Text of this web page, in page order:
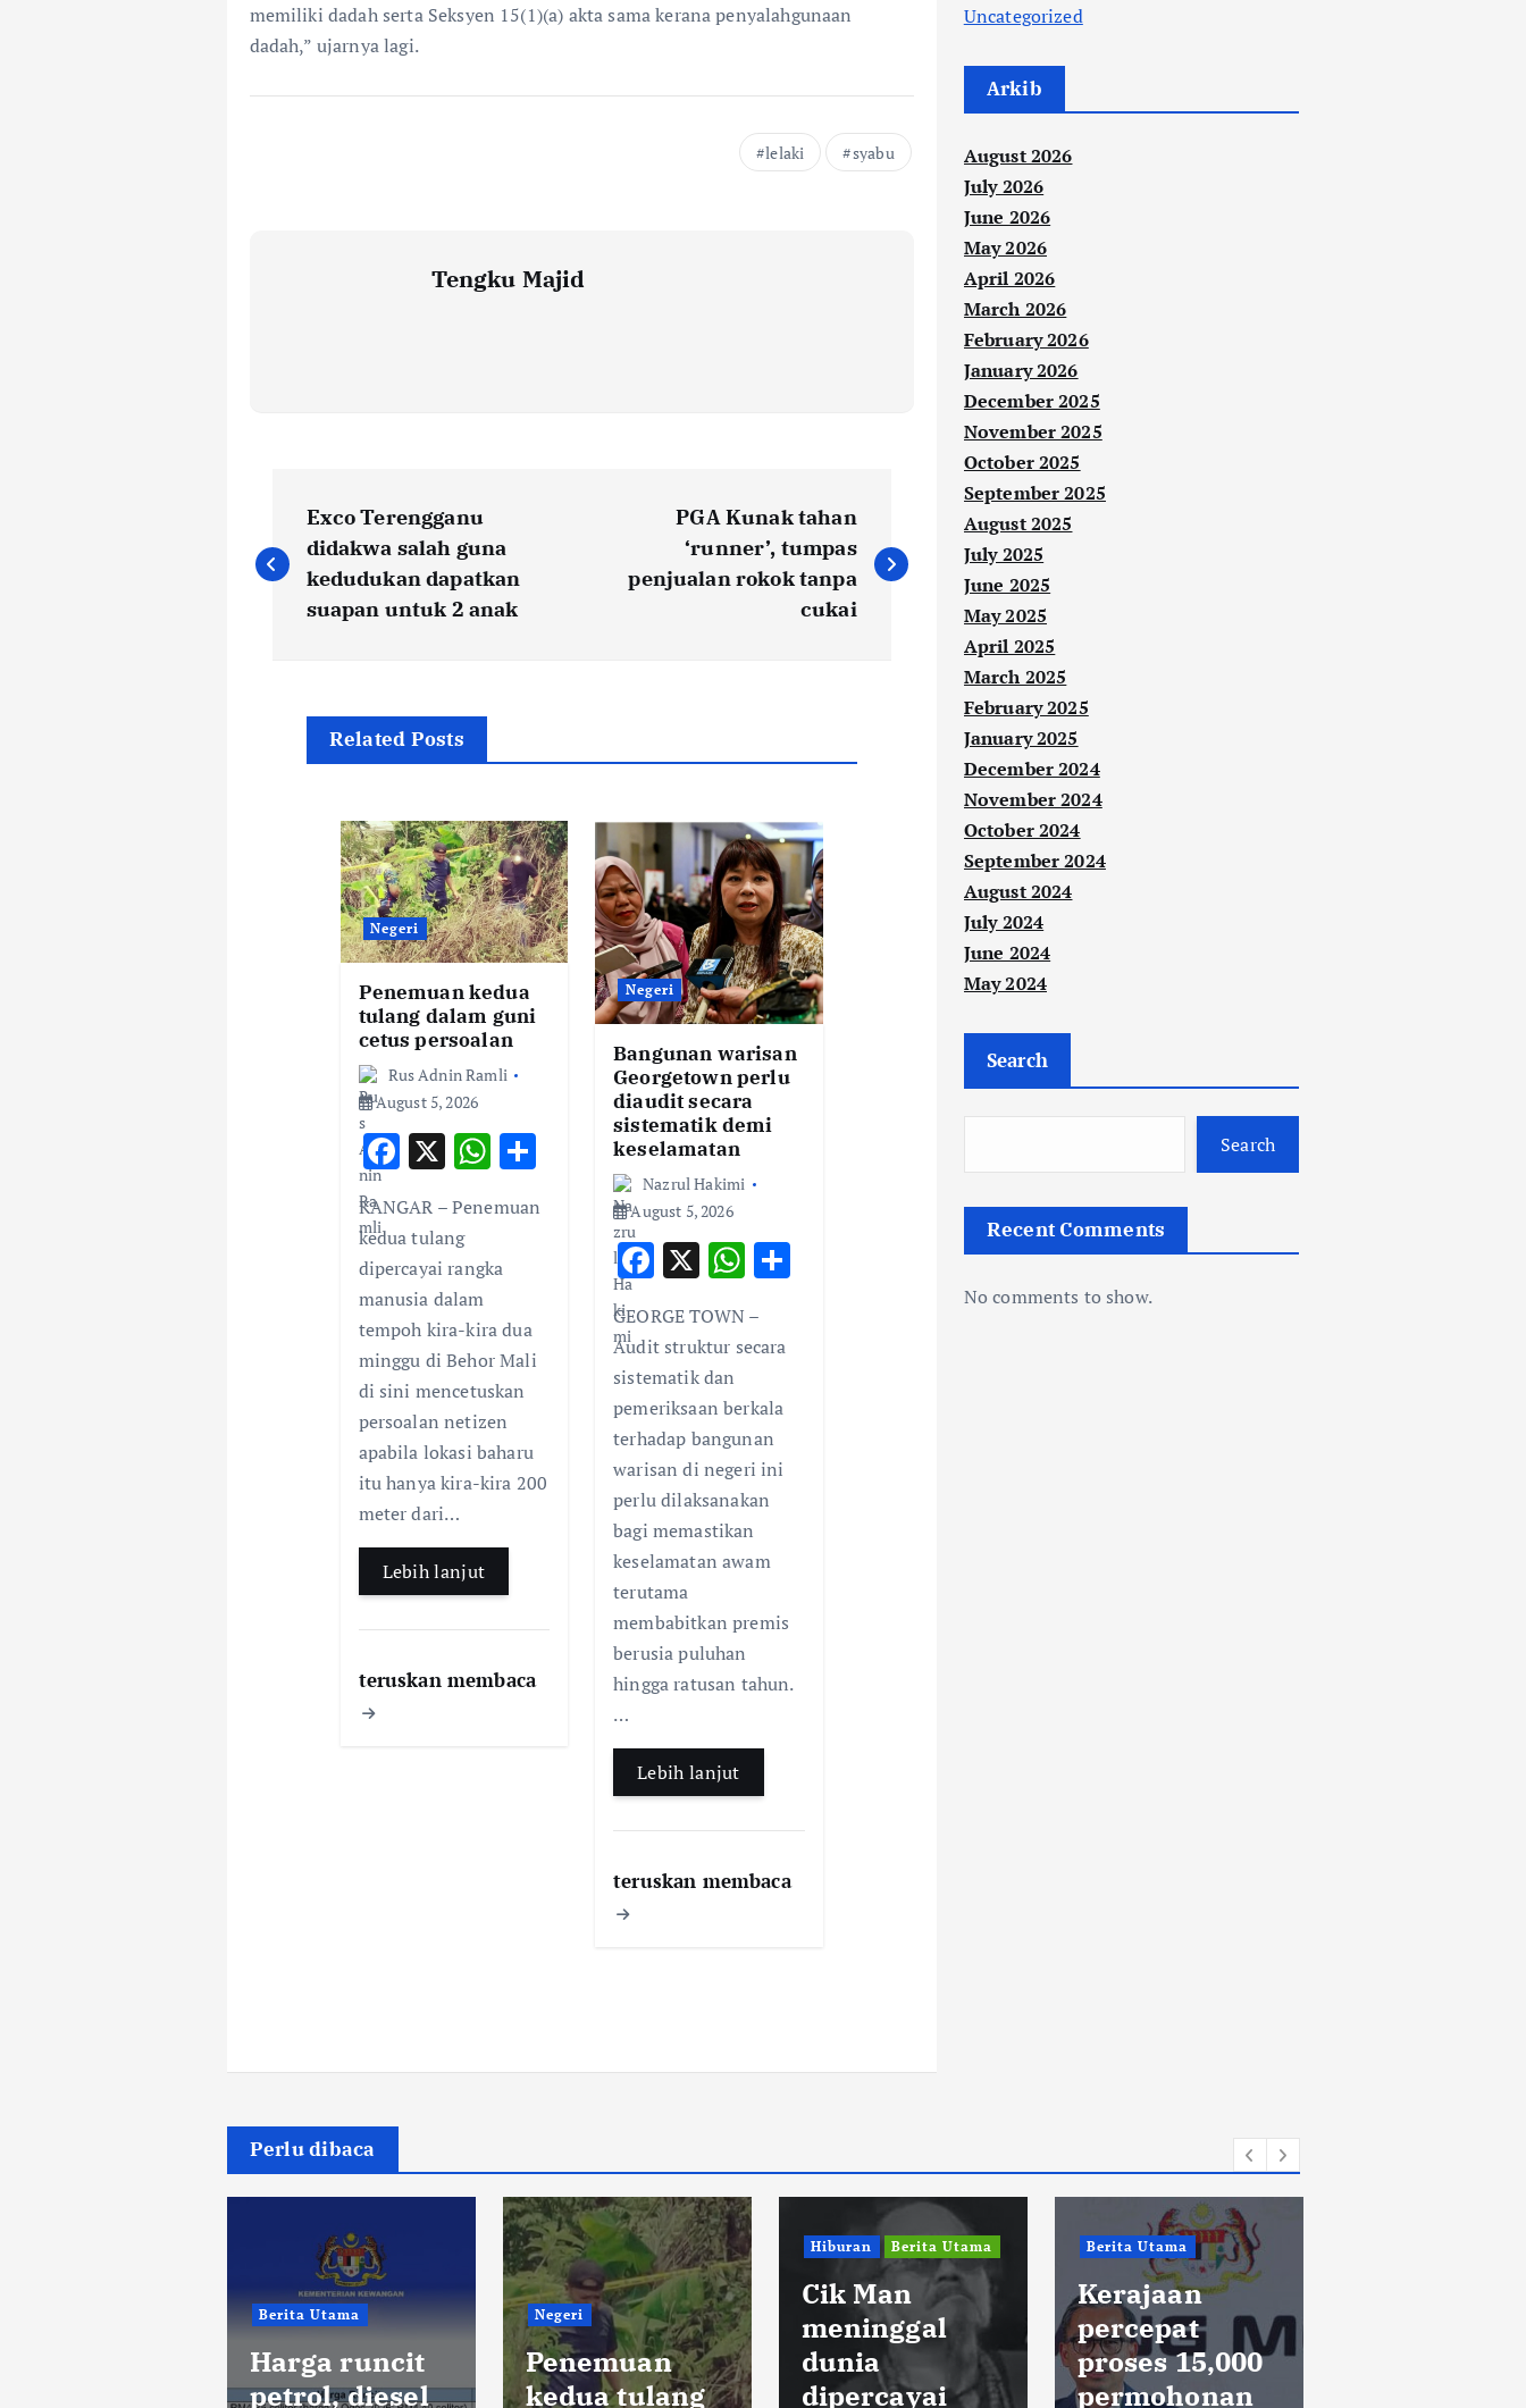
memiliki dadah serta Seksyen 15(1)(a) akta sama kerana penyalahgunaan
dadah,” ujarnya lagi.
lelaki syabu
Tengku Majid
o
Exco Terengganu
didakwa salah guna
kedudukan dapatkan
suapan untuk 2 anak
PGA Kunak tahan
‘runner’, tumpas
penjualan rokok tanpa
cukai
Related Posts
Negeri
Penemuan kedua
tulang dalam guni
cetus persoalan
Rus Adnin Ramli
August 5, 2026
F
e
b
o
o
k
X W
at
s
p
p
S
ar
KANGAR – Penemuan
kedua tulang
dipercayai rangka
manusia dalam
tempoh kira-kira dua
minggu di Behor Mali
di sini mencetuskan
persoalan netizen
apabila lokasi baharu
itu hanya kira-kira 200
meter dari…
Lebih lanjut
teruskan membaca
Negeri
Bangunan warisan
Georgetown perlu
diaudit secara
sistematik demi
keselamatan
Nazrul Hakimi
August 5, 2026
F
e
b
o
o
k
X W
at
s
A
p
p
GEORGE TOWN –
Audit struktur secara
sistematik dan
pemeriksaan berkala
terhadap bangunan
warisan di negeri ini
perlu dilaksanakan
bagi memastikan
keselamatan awam
terutama
membabitkan premis
berusia puluhan
hingga ratusan tahun.
…
Lebih lanjut
teruskan membaca
Uncategorized
Arkib
August 2026
July 2026
June 2026
May 2026
April 2026
March 2026
February 2026
January 2026
December 2025
November 2025
October 2025
September 2025
August 2025
July 2025
June 2025
May 2025
April 2025
March 2025
February 2025
January 2025
December 2024
November 2024
October 2024
September 2024
August 2024
July 2024
June 2024
May 2024
Search
Search
Recent Comments
No comments to show.
Perlu dibaca
Berita Utama
Harga runcit
petrol, diesel
Negeri
Penemuan
kedua tulang
Hiburan Berita Utama
Cik Man
meninggal
dunia
dipercayai
Berita Utama
Kerajaan
percepat
proses 15,000
permohonan